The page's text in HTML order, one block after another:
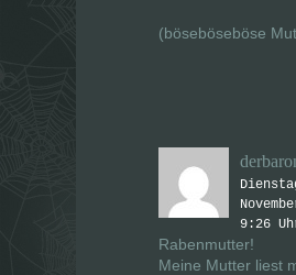
(böseböseböse
9:26
Rabenmutter!
Meine Mutter liest